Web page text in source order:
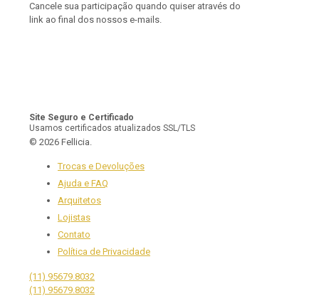
Cancele sua participação quando quiser através do
link ao final dos nossos e-mails.
Site Seguro e Certificado
Usamos certificados atualizados SSL/TLS
© 2026 Fellicia.
Trocas e Devoluções
Ajuda e FAQ
Arquitetos
Lojistas
Contato
Política de Privacidade
(11) 95679.8032
(11) 95679.8032